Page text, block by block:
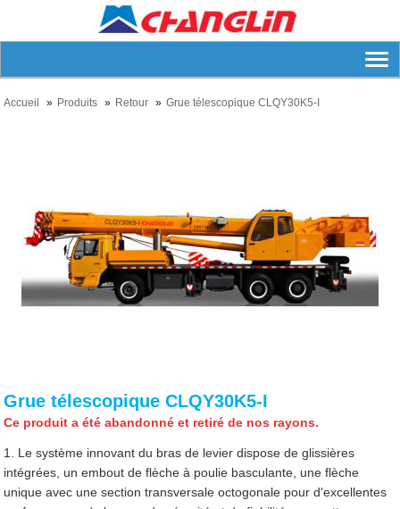
Accueil Produits Retour Grue télescopique CLQY30K5-I
Grue télescopique CLQY30K5-I
Ce produit a été abandonné et retiré de nos rayons.
1. Le système innovant du bras de levier dispose de glissières
intégrées, un embout de flèche à poulie basculante, une flèche
unique avec une section transversale octogonale pour d'excellentes